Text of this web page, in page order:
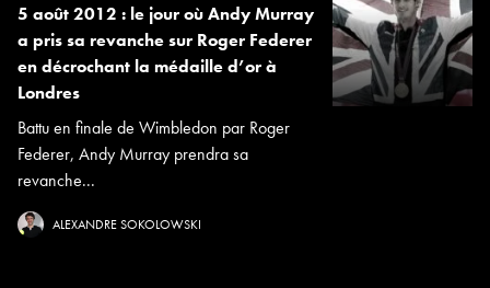
5 août 2012 : le jour où Andy Murray
a pris sa revanche sur Roger Federer
en décrochant la médaille d’or à
Londres
Battu en finale de Wimbledon par Roger
Federer, Andy Murray prendra sa
revanche...
ALEXANDRE SOKOLOWSKI